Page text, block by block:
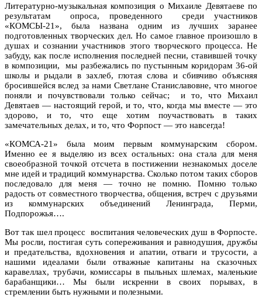
Литературно-музыкальная композиция о Михаиле Девятаеве по
результатам
опроса, проведенного
среди участников
«КОМСЫ-21», была названа одним из лучших заранее
подготовленных творческих дел. Но самое главное произошло в
душах и сознании участников этого творческого процесса. Не
забуду, как после исполнения последней песни, ставившей точку
в композиции,
мы разбежались по пустынным коридорам 36-ой
школы и рыдали в захлеб, глотая слова и сбивчиво объясняя
бросившейся вслед за нами Светлане Станиславовне, что многое
поняли и почувствовали только сейчас;
и то, что Михаил
Девятаев — настоящий герой, и то, что, когда мы вместе — это
здорово, и то, что еще хотим поучаствовать в таких
замечательных делах, и то, что Форпост — это навсегда!
«КОМСА-21» была моим первым коммунарским сбором.
Именно ее я выделяю из всех остальных: она стала для меня
своеобразной точкой отсчета в постижении незнакомых доселе
мне идей и традиций коммунарства. Сколько потом таких сборов
последовало для меня — точно не помню. Помню только
радость от совместного творчества, общения, встреч с друзьями
из коммунарских объединений Ленинграда, Перми,
Подпорожья….
Вот так шел процесс
воспитания человеческих душ в Форпосте.
Мы росли, постигая суть сопереживания и равнодушия, дружбы
и предательства, вдохновения и апатии, отваги и трусости, а
нашими идеалами были отважные капитаны на сказочных
каравеллах, трубачи, комиссары в пыльных шлемах, маленькие
барабанщики… Мы были искренни в своих порывах, в
стремлении быть нужными и полезными.